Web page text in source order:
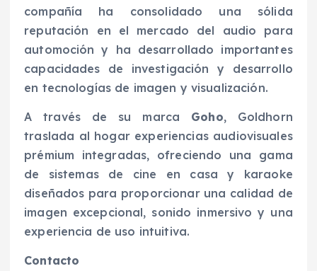
compañía ha consolidado una sólida
reputación en el mercado del audio para
automoción y ha desarrollado importantes
capacidades de investigación y desarrollo
en tecnologías de imagen y visualización.
A través de su marca Goho, Goldhorn
traslada al hogar experiencias audiovisuales
prémium integradas, ofreciendo una gama
de sistemas de cine en casa y karaoke
diseñados para proporcionar una calidad de
imagen excepcional, sonido inmersivo y una
experiencia de uso intuitiva.
Contacto